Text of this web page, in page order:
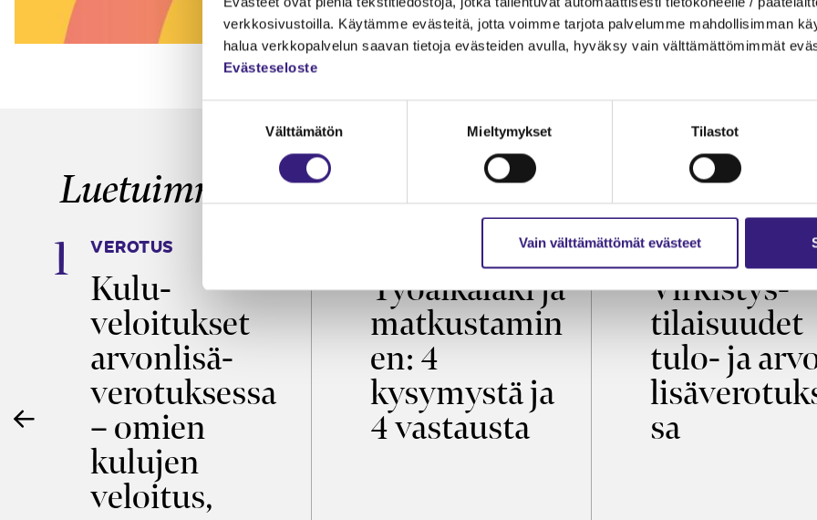
verkkosivustoilla. Käytämme evästeitä, jotta voimme tarjota palvelumme mahdollisimman
halua verkkopalvelun saavan tietoja evästeiden avulla, hyväksy vain välttämättömimmät
Evästeseloste
Välttämätön Mieltymykset Tilastot
Vain välttämättömät evästeet
Luetuimmat
VEROTUS
Kulu­
veloitukset
arvon­lisä­
verotuksessa
– omien
kulujen
veloitus,
Työaikalaki ja
matkustamin
en: 4
kysymystä ja
4 vastausta
VEROTUS
Virkistys­
tilaisuudet
tulo- ja
sa